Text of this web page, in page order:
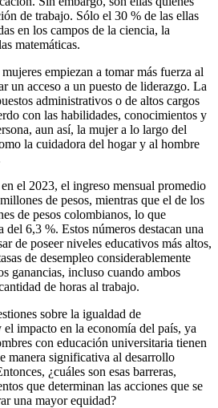
de trabajo. Sólo el 30 % de las ellas
en los campos de la ciencia, la
matemáticas.
empiezan a tomar más fuerza al
un acceso a un puesto de liderazgo. La
administrativos o de altos cargos
con las habilidades, conocimientos y
aun así, la mujer a lo largo del
la cuidadora del hogar y al hombre
el 2023, el ingreso mensual promedio
de pesos, mientras que el de los
de pesos colombianos, lo que
del 6,3 %. Estos números destacan una
de poseer niveles educativos más altos,
de desempleo considerablemente
ganancias, incluso cuando ambos
de horas al trabajo.
sobre la igualdad de
impacto en la economía del país, ya
con educación universitaria tienen
manera significativa al desarrollo
¿cuáles son esas barreras,
que determinan las acciones que se
una mayor equidad?